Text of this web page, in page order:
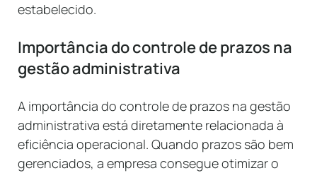
estabelecido.
Importância do controle de prazos na
gestão administrativa
A importância do controle de prazos na gestão
administrativa está diretamente relacionada à
eficiência operacional. Quando prazos são bem
gerenciados, a empresa consegue otimizar o